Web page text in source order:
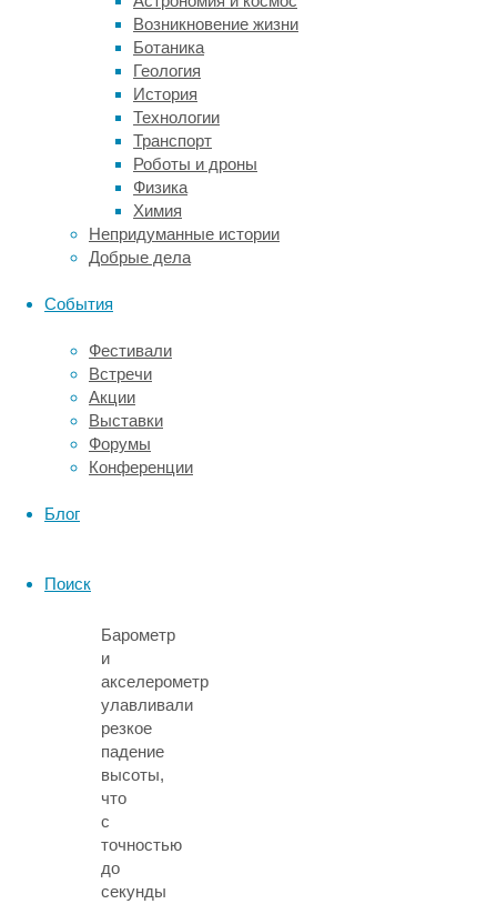
Возникновение жизни
Ботаника
Геология
История
Технологии
Транспорт
Роботы и дроны
Физика
Химия
Непридуманные истории
Добрые дела
События
Фестивали
Встречи
Акции
Выставки
Форумы
Конференции
Блог
Поиск
Current
Biology,
закрепили
на
спинах
69
самцов
сипухи
миниатюрные
рюкзаки
с
GPS-
акселерометрами
барометрами.
Датчики
записывали
координаты,
скорость
и
Барометр
и
акселерометр
улавливали
резкое
падение
высоты,
что
с
точностью
до
секунды